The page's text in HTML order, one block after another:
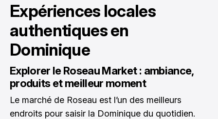
Expériences locales
authentiques en
Dominique
Explorer le Roseau Market : ambiance,
produits et meilleur moment
Le marché de Roseau est l’un des meilleurs
endroits pour saisir la Dominique du quotidien.